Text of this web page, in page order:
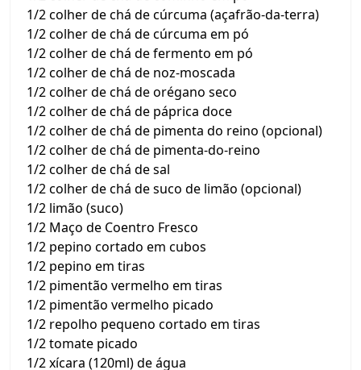
1/2 colher de chá de cúrcuma (açafrão-da-terra)
1/2 colher de chá de cúrcuma em pó
1/2 colher de chá de fermento em pó
1/2 colher de chá de noz-moscada
1/2 colher de chá de orégano seco
1/2 colher de chá de páprica doce
1/2 colher de chá de pimenta do reino (opcional)
1/2 colher de chá de pimenta-do-reino
1/2 colher de chá de sal
1/2 colher de chá de suco de limão (opcional)
1/2 limão (suco)
1/2 Maço de Coentro Fresco
1/2 pepino cortado em cubos
1/2 pepino em tiras
1/2 pimentão vermelho em tiras
1/2 pimentão vermelho picado
1/2 repolho pequeno cortado em tiras
1/2 tomate picado
1/2 xícara (120ml) de água